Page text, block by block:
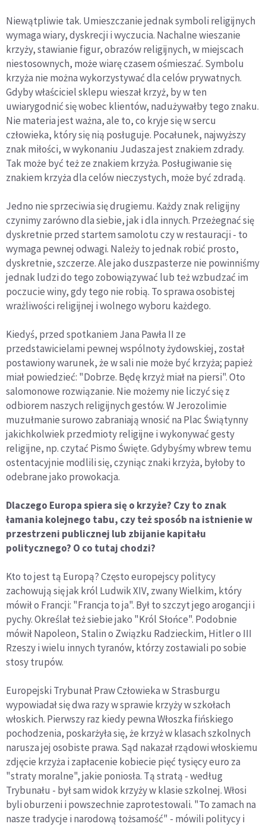
Niewątpliwie tak. Umieszczanie jednak symboli religijnych
wymaga wiary, dyskrecji i wyczucia. Nachalne wieszanie
krzyży, stawianie figur, obrazów religijnych, w miejscach
niestosownych, może wiarę czasem ośmieszać. Symbolu
krzyża nie można wykorzystywać dla celów prywatnych.
Gdyby właściciel sklepu wieszał krzyż, by w ten
uwiarygodnić się wobec klientów, nadużywałby tego znaku.
Nie materia jest ważna, ale to, co kryje się w sercu
człowieka, który się nią posługuje. Pocałunek, najwyższy
znak miłości, w wykonaniu Judasza jest znakiem zdrady.
Tak może być też ze znakiem krzyża. Posługiwanie się
znakiem krzyża dla celów nieczystych, może być zdradą.
Jedno nie sprzeciwia się drugiemu. Każdy znak religijny
czynimy zarówno dla siebie, jak i dla innych. Przeżegnać się
dyskretnie przed startem samolotu czy w restauracji - to
wymaga pewnej odwagi. Należy to jednak robić prosto,
dyskretnie, szczerze. Ale jako duszpasterze nie powinniśmy
jednak ludzi do tego zobowiązywać lub też wzbudzać im
poczucie winy, gdy tego nie robią. To sprawa osobistej
wrażliwości religijnej i wolnego wyboru każdego.
Kiedyś, przed spotkaniem Jana Pawła II ze
przedstawicielami pewnej wspólnoty żydowskiej, został
postawiony warunek, że w sali nie może być krzyża; papież
miał powiedzieć: "Dobrze. Będę krzyż miał na piersi". Oto
salomonowe rozwiązanie. Nie możemy nie liczyć się z
odbiorem naszych religijnych gestów. W Jerozolimie
muzułmanie surowo zabraniają wnosić na Plac Świątynny
jakichkolwiek przedmioty religijne i wykonywać gesty
religijne, np. czytać Pismo Święte. Gdybyśmy wbrew temu
ostentacyjnie modlili się, czyniąc znaki krzyża, byłoby to
odebrane jako prowokacja.
Dlaczego Europa spiera się o krzyże? Czy to znak
łamania kolejnego tabu, czy też sposób na istnienie w
przestrzeni publicznej lub zbijanie kapitału
politycznego? O co tutaj chodzi?
Kto to jest tą Europą? Często europejscy politycy
zachowują się jak król Ludwik XIV, zwany Wielkim, który
mówił o Francji: "Francja to ja". Był to szczyt jego arogancji i
pychy. Określał też siebie jako "Król Słońce". Podobnie
mówił Napoleon, Stalin o Związku Radzieckim, Hitler o III
Rzeszy i wielu innych tyranów, którzy zostawiali po sobie
stosy trupów.
Europejski Trybunał Praw Człowieka w Strasburgu
wypowiadał się dwa razy w sprawie krzyży w szkołach
włoskich. Pierwszy raz kiedy pewna Włoszka fińskiego
pochodzenia, poskarżyła się, że krzyż w klasach szkolnych
narusza jej osobiste prawa. Sąd nakazał rządowi włoskiemu
zdjęcie krzyża i zapłacenie kobiecie pięć tysięcy euro za
"straty moralne", jakie poniosła. Tą stratą - według
Trybunału - był sam widok krzyży w klasie szkolnej. Włosi
byli oburzeni i powszechnie zaprotestowali. "To zamach na
nasze tradycje i narodową tożsamość" - mówili politycy i